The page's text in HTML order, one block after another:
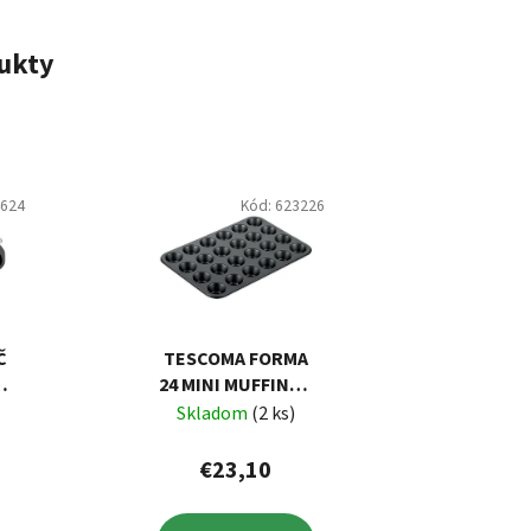
TESCOMA FORMA
24 MINI MUFFINOV
DELÍCIA 38 X 26 CM
Skladom (2 ks)
€23,10
Kód: 623226